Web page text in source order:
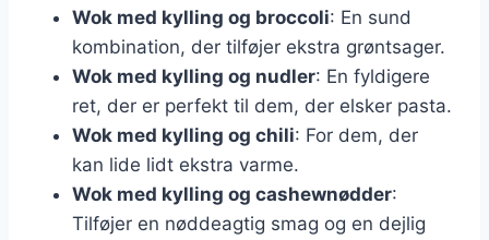
Wok med kylling og broccoli: En sund
kombination, der tilføjer ekstra grøntsager.
Wok med kylling og nudler: En fyldigere
ret, der er perfekt til dem, der elsker pasta.
Wok med kylling og chili: For dem, der
kan lide lidt ekstra varme.
Wok med kylling og cashewnødder:
Tilføjer en nøddeagtig smag og en dejlig